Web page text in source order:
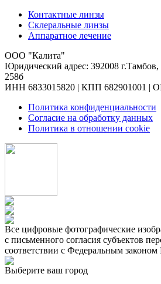
Контактные линзы
Склеральные линзы
Аппаратное лечение
ООО "Калита"
Юридический адрес: 392008
258б
ИНН 6833015820 | КПП 682901001 |
Политика конфиденциальности
Согласие на обработку данных
Политика в отношении cookie
Все цифровые фотографические
с письменного согласия субъектов
соответствии с Федеральным
Выберите ваш город